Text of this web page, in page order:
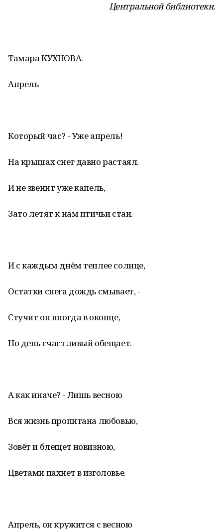
Центральной библиотеки.
Тамара КУХНОВА.
Апрель
Который час? - Уже апрель!
На крышах снег давно растаял.
И не звенит уже капель,
Зато летят к нам птичьи стаи.
И с каждым днём теплее солнце,
Остатки снега дождь смывает, -
Стучит он иногда в оконце,
Но день счастливый обещает.
А как иначе? - Лишь весною
Вся жизнь пропитана любовью,
Зовёт и блещет новизною,
Цветами пахнет в изголовье.
Апрель, он кружится с весною